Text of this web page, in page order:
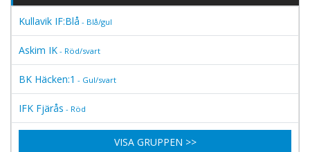
Kullavik IF:Blå - Blå/gul
Askim IK - Röd/svart
BK Häcken:1 - Gul/svart
IFK Fjärås - Röd
VISA GRUPPEN >>